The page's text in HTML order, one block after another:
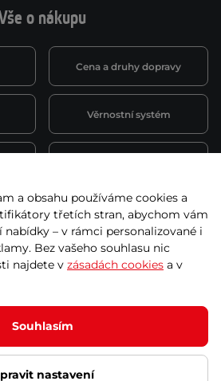
o nákupu
Cena a druhy dopravy
Věrnostní systém
Kariéra
Všechna práva vyhrazena
je prodávající povinen vystavit
přijatou tržbu u správce daně online; v
pak nejpozději do 48 hodin.
a obsahu používáme cookies a
třetích stran, abychom vám
nabídky – v rámci personalizované i
Bez vašeho souhlasu nic
najdete v zásadách cookies a v
Souhlasím
nastavení